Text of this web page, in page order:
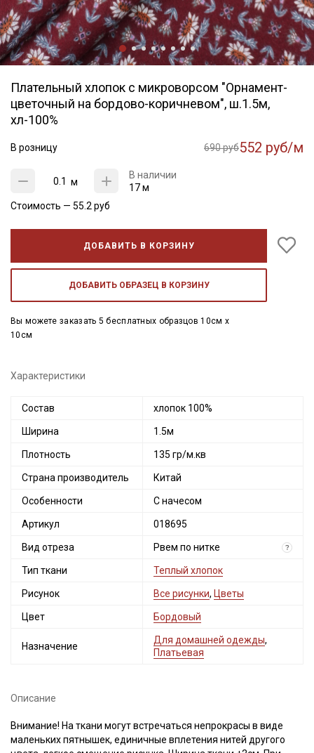
Плательный хлопок с микроворсом "Орнамент-
цветочный на бордово-коричневом", ш.1.5м,
хл-100%
В розницу 690 руб552 руб/м
м
В наличии
17 м
Стоимость — 55.2 руб
ДОБАВИТЬ В КОРЗИНУ
ДОБАВИТЬ ОБРАЗЕЦ В КОРЗИНУ
Вы можете заказать 5 бесплатных образцов 10см x
10см
Характеристики
Состав хлопок 100%
Ширина 1.5м
Плотность 135 гр/м.кв
Страна производитель Китай
Особенности С начесом
Артикул 018695
Вид отреза Рвем по нитке ?
Тип ткани Теплый хлопок
Рисунок Все рисунки, Цветы
Цвет Бордовый
Назначение
Для домашней одежды,
Платьевая
Описание
Внимание! На ткани могут встречаться непрокрасы в виде
маленьких пятнышек, единичные вплетения нитей другого